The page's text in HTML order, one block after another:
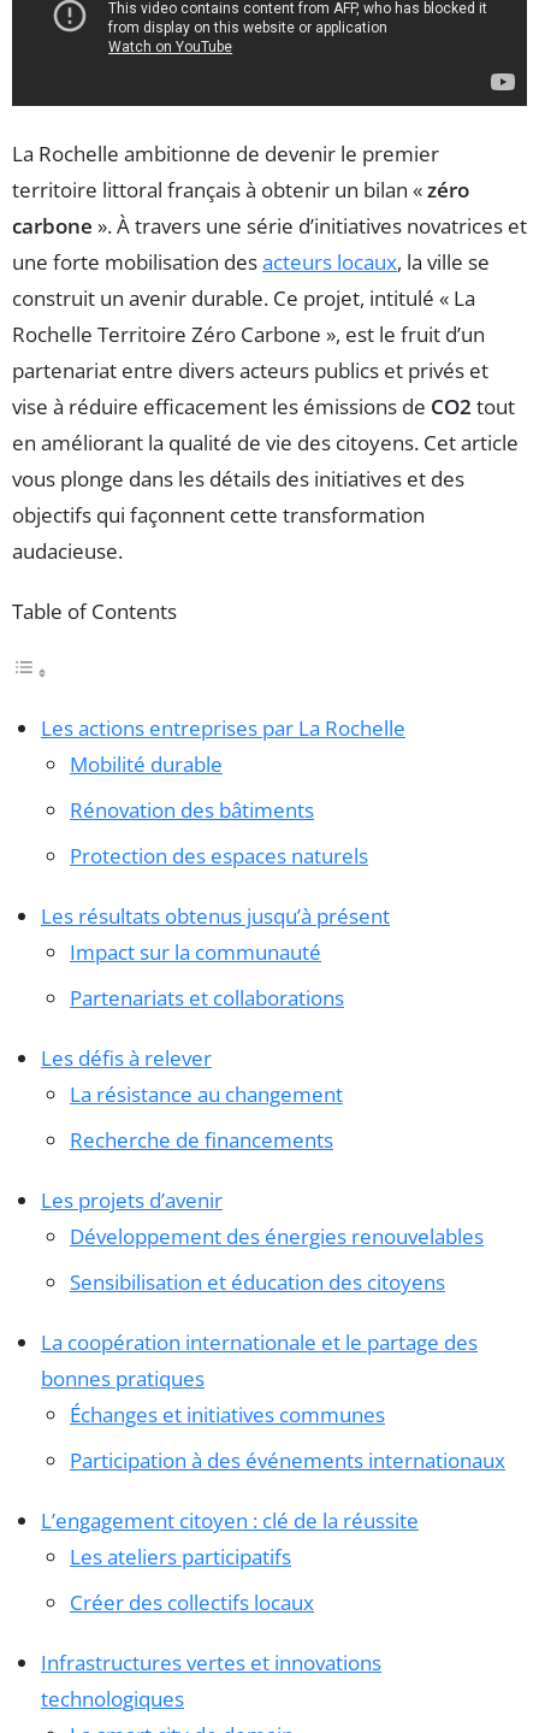
La Rochelle ambitionne de devenir le premier
territoire littoral français à obtenir un bilan «zéro
carbone ». À travers une série d’initiatives novatrices et
une forte mobilisation desacteurs locaux, la ville se
construit un avenir durable. Ce projet, intitulé « La
Rochelle Territoire Zéro Carbone », est le fruit d’un
partenariat entre divers acteurs publics et privés et
vise à réduire efficacement les émissions de CO2 tout
en améliorant la qualité de vie des citoyens. Cet article
vous plonge dans les détails des initiatives et des
objectifs qui façonnent cette transformation
audacieuse.
Table of Contents
Les actions entreprises par La Rochelle
Mobilité durable
Rénovation des bâtiments
Protection des espaces naturels
Les résultats obtenus jusqu’à présent
Impact sur la communauté
Partenariats et collaborations
Les défis à relever
La résistance au changement
Recherche de financements
Les projets d’avenir
Développement des énergies renouvelables
Sensibilisation et éducation des citoyens
La coopération internationale et le partage des
bonnes pratiques
Échanges et initiatives communes
Participation à des événements internationaux
L’engagement citoyen : clé de la réussite
Les ateliers participatifs
Créer des collectifs locaux
Infrastructures vertes et innovations
technologiques